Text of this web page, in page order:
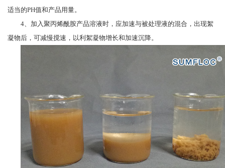
适当的PH值和产品用量。
4、加入聚丙烯酰胺产品溶液时，应加速与被处理液的混合，出现絮
凝物后，可减慢搅速，以利絮凝物增长和加速沉降。